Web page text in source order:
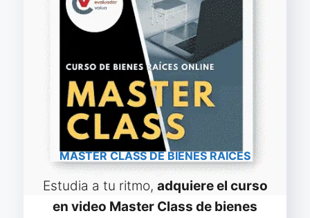
MASTER CLASS DE BIENES RAÍCES
Estudia a tu ritmo, adquiere el curso
en video Master Class de bienes